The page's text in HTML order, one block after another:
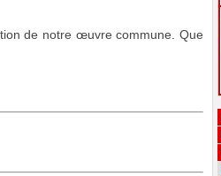
de notre œuvre commune. Que